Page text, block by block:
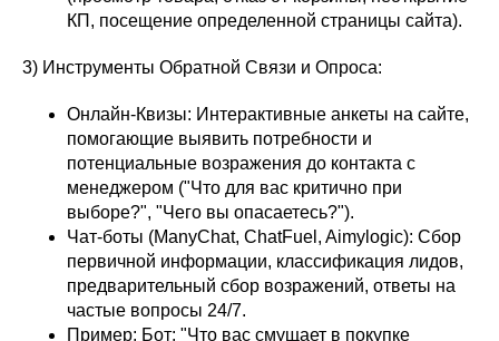
КП, посещение определенной страницы сайта).
3) Инструменты Обратной Связи и Опроса:
Онлайн-Квизы: Интерактивные анкеты на сайте,
помогающие выявить потребности и
потенциальные возражения до контакта с
менеджером ("Что для вас критично при
выборе?", "Чего вы опасаетесь?").
Чат-боты (ManyChat, ChatFuel, Aimylogic): Сбор
первичной информации, классификация лидов,
предварительный сбор возражений, ответы на
частые вопросы 24/7.
Пример: Бот: "Что вас смущает в покупке